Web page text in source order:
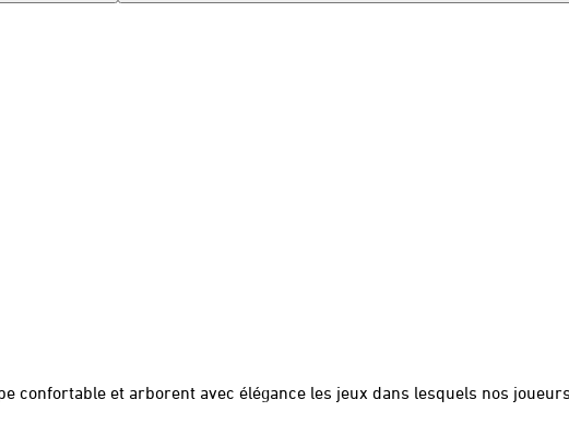
confortable et arborent avec élégance les jeux dans lesquels nos